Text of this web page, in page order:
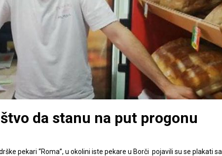
da stanu na put progonu
pekari “Roma”, u okolini iste pekare u Borči pojavili su se plakati sa